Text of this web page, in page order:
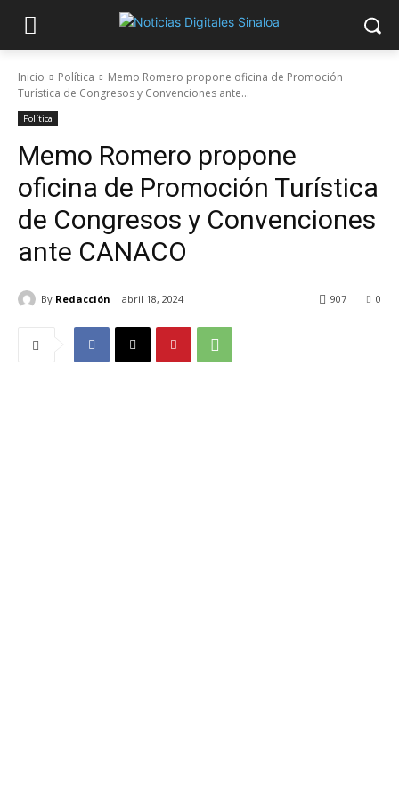
Inicio Política
Memo Romero propone oficina de Promoción
Turística de Congresos y Convenciones ante...
Política
Memo Romero propone
oficina de Promoción Turística
de Congresos y Convenciones
ante CANACO
By Redacción abril 18, 2024 0
907